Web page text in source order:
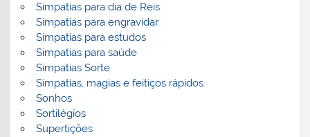
Simpatias para dia de Reis
Simpatias para engravidar
Simpatias para estudos
Simpatias para saúde
Simpatias Sorte
Simpatias, magias e feitiços rápidos
Sonhos
Sortilégios
Supertições